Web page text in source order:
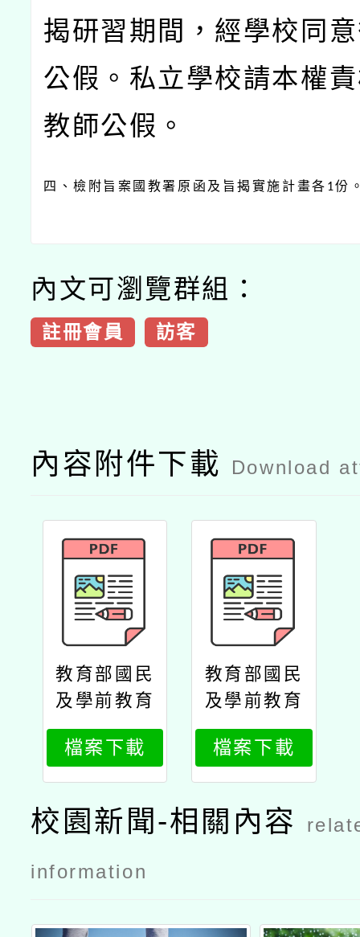
揭研習期間，經學校同
公假。私立學校請本權
教師公假。
四、檢附旨案國教署原函及旨揭實施計畫各 1份
內文可瀏覽群組：
註冊會員 訪客
內容附件下載 Download
教育部國民
及學前教育
署高級中等
學校教師本
土語文認證
培訓實施計
畫─113年
客語認證加
檔案下載
教育部國民
及學前教育
署高級中等
學校教師本
土語文認證
培訓實施計
畫─113年
檔案下載
校園新聞-相關內容
information